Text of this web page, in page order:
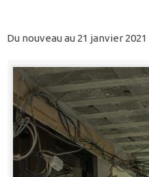
Du nouveau au 21 janvier 2021